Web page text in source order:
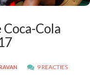
Cola
9 REACTIES